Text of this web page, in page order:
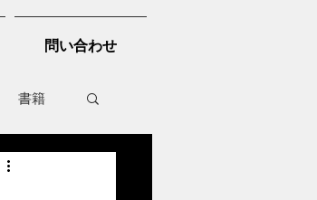
問い合わせ
書籍